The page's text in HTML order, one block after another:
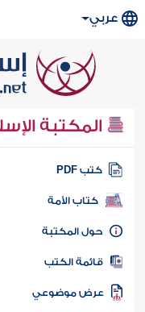
عربي
المكتبة
كتب PDF
كتاب الأمة
المكتبة
الكتب